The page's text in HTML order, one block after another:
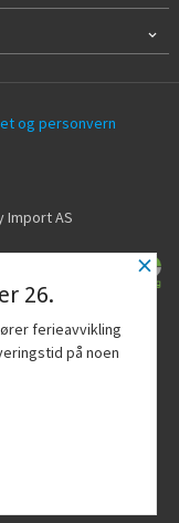
og personvern
Import AS
at du
vi kan
×
26.
ferieavvikling
på noen